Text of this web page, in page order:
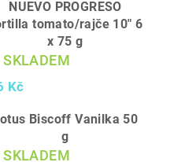
NUEVO PROGRESO
tomato/rajče 10" 6
x 75 g
SKLADEM
Kč
Biscoff Vanilka 50
g
SKLADEM